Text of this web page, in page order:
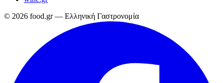
© 2026 food.gr — Ελληνική Γαστρονομία